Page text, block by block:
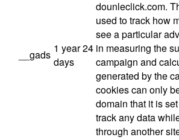
__gads 1 year 24
days
dounleclick.com.
used to track how
see a particular
in measuring the
campaign and
generated by the
cookies can only
domain that it is
track any data
through another